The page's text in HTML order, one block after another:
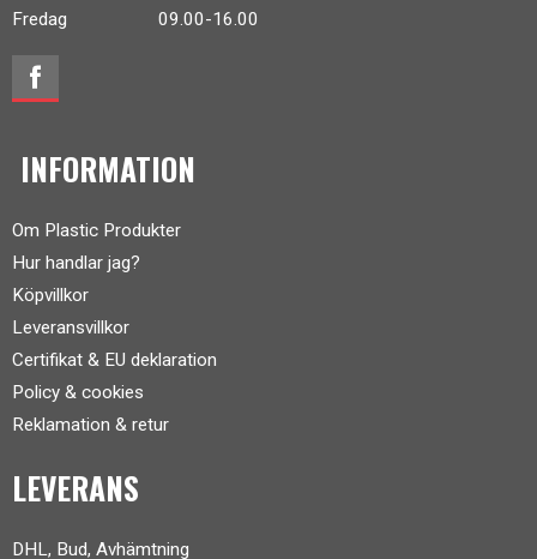
Fredag 09.00-16.00
INFORMATION
Om Plastic Produkter
Hur handlar jag?
Köpvillkor
Leveransvillkor
Certifikat & EU deklaration
Policy & cookies
Reklamation & retur
LEVERANS
DHL, Bud, Avhämtning